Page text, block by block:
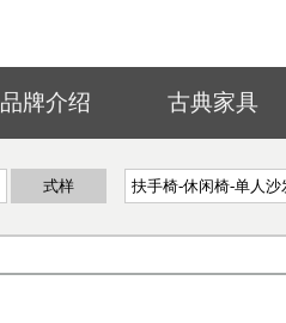
品牌介绍 古典家具